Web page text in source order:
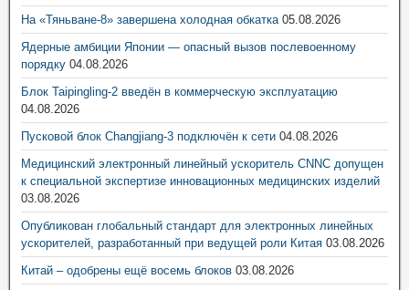
На «Тяньване-8» завершена холодная обкатка 05.08.2026
Ядерные амбиции Японии — опасный вызов послевоенному
порядку 04.08.2026
Блок Taipingling-2 введён в коммерческую эксплуатацию
04.08.2026
Пусковой блок Changjiang-3 подключён к сети 04.08.2026
Медицинский электронный линейный ускоритель CNNC допущен
к специальной экспертизе инновационных медицинских изделий
03.08.2026
Опубликован глобальный стандарт для электронных линейных
ускорителей, разработанный при ведущей роли Китая 03.08.2026
Китай – одобрены ещё восемь блоков 03.08.2026